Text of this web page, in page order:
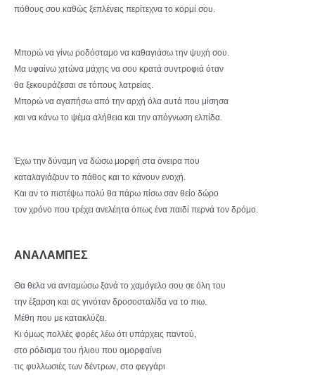
πόθους σου καθώς ξεπλένεις περίτεχνα το κορμί σου.
Μπορώ να γίνω ροδόσταμο να καθαγιάσω την ψυχή σου.
Μα υφαίνω χιτώνα μάχης να σου κρατά συντροφιά όταν
θα ξεκουράζεσαι σε τόπους λατρείας.
Μπορώ να αγαπήσω από την αρχή όλα αυτά που μίσησα
και να κάνω το ψέμα αλήθεια και την απόγνωση ελπίδα.
Έχω την δύναμη να δώσω μορφή στα όνειρα που
καταλαγιάζουν το πάθος και το κάνουν ενοχή.
Και αν το πιστέψω πολύ θα πάρω πίσω σαν θείο δώρο
τον χρόνο που τρέχει ανελέητα όπως ένα παιδί περνά τον δρόμο.
ΑΝΑΛΑΜΠΕΣ
Θα θελα να ανταμώσω ξανά το χαμόγελο σου σε όλη του
την έξαρση και ας γινόταν δροσοσταλίδα να το πιω.
Μέθη που με κατακλύζει.
Κι όμως πολλές φορές λέω ότι υπάρχεις παντού,
στο ρόδισμα του ήλιου που ομορφαίνει
τις φυλλωσιές των δέντρων, στο φεγγάρι